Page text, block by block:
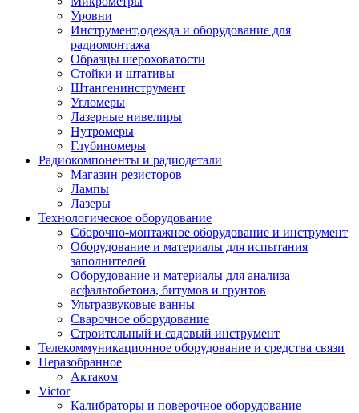
Уровни
Инструмент,одежда и оборудование для
радиомонтажа
Образцы шероховатости
Стойки и штативы
Штангенинструмент
Угломеры
Лазерные нивелиры
Нутромеры
Глубиномеры
Радиокомпоненты и радиодетали
Магазин резисторов
Лампы
Лазеры
Технологическое оборудование
Сборочно-монтажное оборудование и инструмент
Оборудование и материалы для испытания
заполнителей
Оборудование и материалы для анализа
асфальтобетона, битумов и грунтов
Ультразвуковые ванны
Сварочное оборудование
Строительный и садовый инструмент
Телекоммуникационное оборудование и средства связи
Неразобранное
Актаком
Victor
Калибраторы и поверочное оборудование